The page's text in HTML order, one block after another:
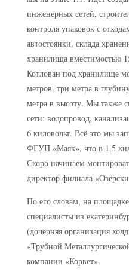
инженерных сетей,
контроля упаковок с
автостоянки, склада
хранилища вместимостью
Котлован под хранилище
метров, три метра в
метра в высоту. Мы также
сети: водопровод,
6 киловольт. Всё это мы
ФГУП «Маяк», что в 1,5
Скоро начинаем
директор филиала
По его словам, на
специалисты из
(дочерняя организация
«Трубной
компании «Корвет».